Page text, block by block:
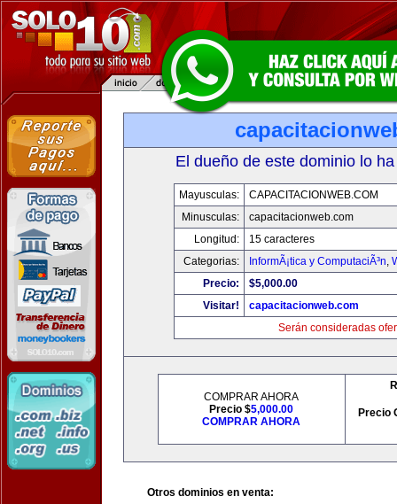
El dueño de este dominio lo
Mayusculas:
CAPACITACIONWEB.COM
Minusculas:
capacitacionweb.com
Longitud:
15 caracteres
Categorias:
InformÃ¡tica y ComputaciÃ³n,
Precio:
$5,000.00
Visitar!
capacitacionweb.com
Serán consideradas
COMPRAR AHORA
Precio $5,000.00
COMPRAR AHORA
Precio
Otros dominios en venta: